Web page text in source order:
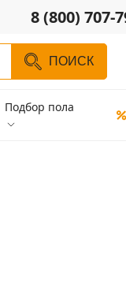
8 (800) 707-
ПОИСК
Подбор пола